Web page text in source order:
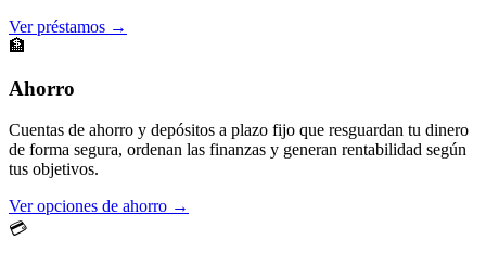
Ver préstamos →
🏦
Ahorro
Cuentas de ahorro y depósitos a plazo fijo que resguardan tu dinero
de forma segura, ordenan las finanzas y generan rentabilidad según
tus objetivos.
Ver opciones de ahorro →
💳